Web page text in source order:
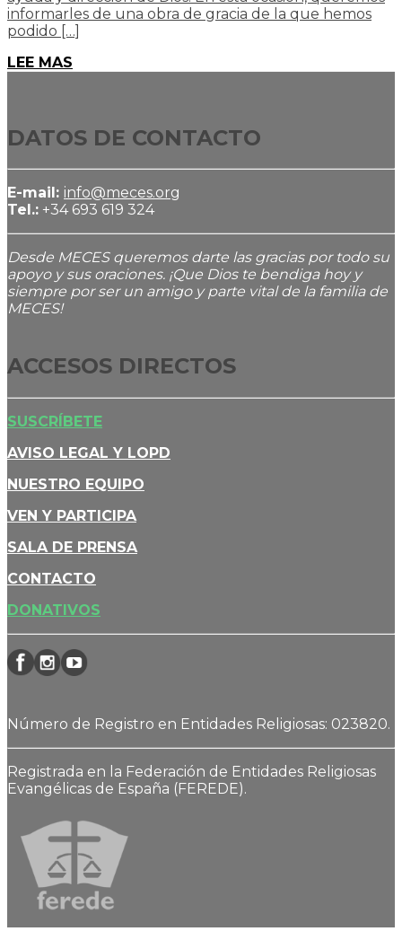
informarles de una obra de gracia de la que hemos
podido […]
LEE MAS
DATOS DE CONTACTO
E-mail: info@meces.org
Tel.: +34 693 619 324
Desde MECES queremos darte las gracias por todo su
apoyo y sus oraciones. ¡Que Dios te bendiga hoy y
siempre por ser un amigo y parte vital de la familia de
MECES!
ACCESOS DIRECTOS
SUSCRÍBETE
AVISO LEGAL Y LOPD
NUESTRO EQUIPO
VEN Y PARTICIPA
SALA DE PRENSA
CONTACTO
DONATIVOS
Número de Registro en Entidades Religiosas: 023820.
Registrada en la Federación de Entidades Religiosas
Evangélicas de España (FEREDE).